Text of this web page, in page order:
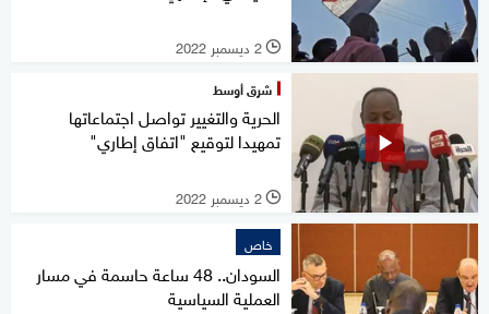
l 2 ديسمبر 2022
شرق أوسط
الحرية والتغيير تواصل اجتماعاتها
تمهيدا لتوقيع "اتفاق إطاري"
l 2 ديسمبر 2022
خاص
السودان.. 48 ساعة حاسمة في مسار
العملية السياسية